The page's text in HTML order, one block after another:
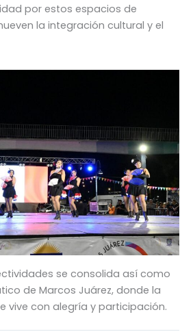
por estos espacios de
la integración cultural y el
se consolida así como
de Marcos Juárez, donde la
vive con alegría y participación.